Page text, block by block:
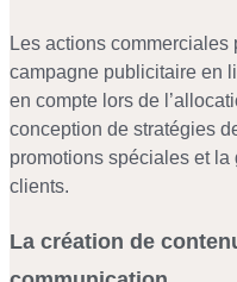
Les actions
campagne publicitaire en
en compte lors de
conception de stratégies
promotions spéciales et
clients.
La création de